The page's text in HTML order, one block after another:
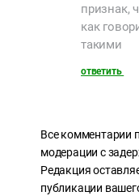
признак,
как
такими
ответить
Все комментарии
модерации с
Редакция
публикации